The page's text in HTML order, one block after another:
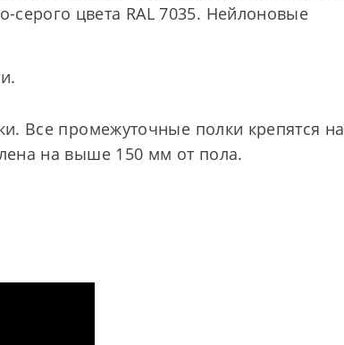
цвета RAL 7035. Нейлоновые
Все промежуточные полки крепятся на
на выше 150 мм от пола.